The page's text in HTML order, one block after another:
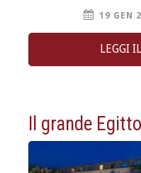
19 GEN
LEGGI
Il grande Egitto